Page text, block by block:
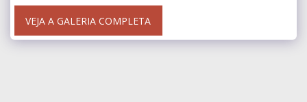
VEJA A GALERIA COMPLETA